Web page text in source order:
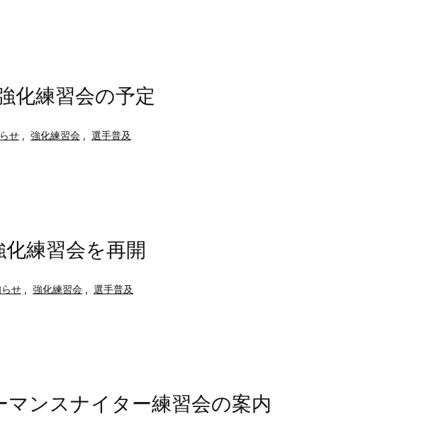
化練習会の予定
せ , 強化練習会 , 選手普及
練習会を再開
せ , 強化練習会 , 選手普及
ンスナイター練習会の案内